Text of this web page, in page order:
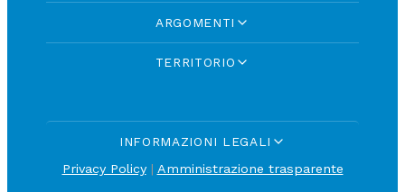
ARGOMENTI
TERRITORIO
INFORMAZIONI LEGALI
Privacy Policy| Amministrazione trasparente